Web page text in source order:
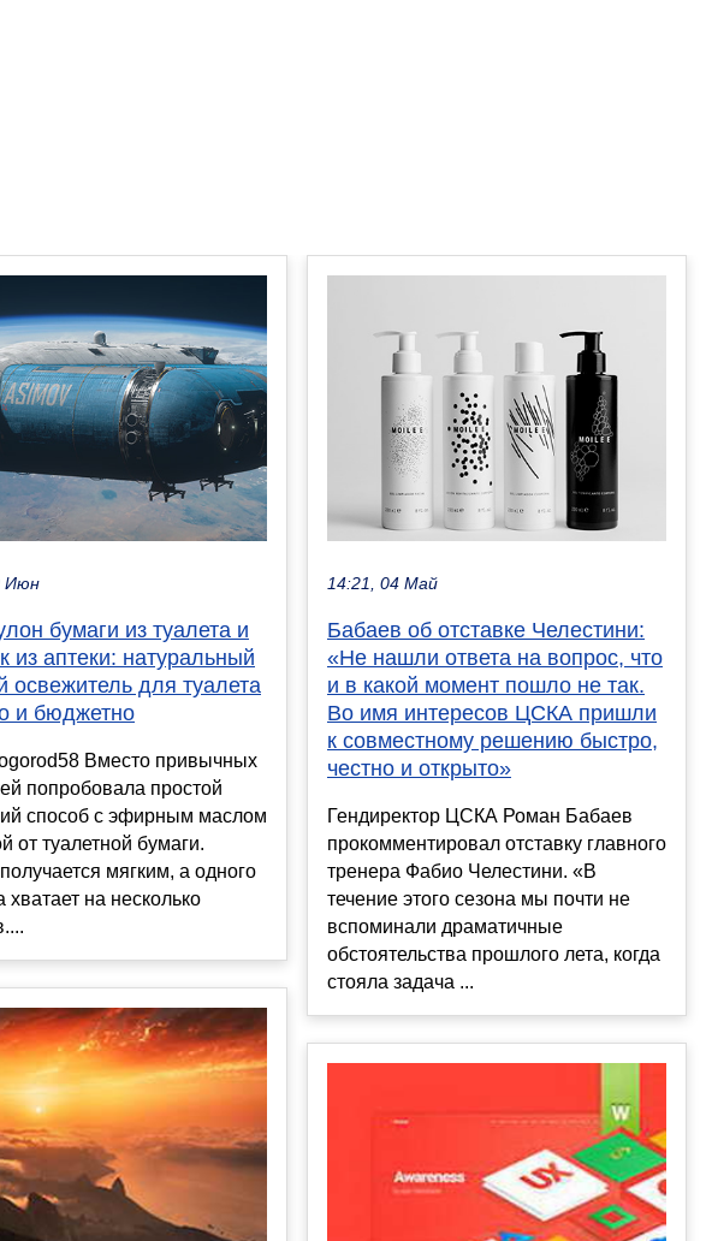
Июн
бумаги из туалета и
из аптеки: натуральный
освежитель для туалета
и бюджетно
Вместо привычных
попробовала простой
способ с эфирным маслом
от туалетной бумаги.
мягким, а одного
хватает на несколько
14:21, 04 Май
Бабаев об отставке Челестини:
«Не нашли ответа на вопрос, что
и в какой момент пошло не так.
Во имя интересов ЦСКА пришли
к совместному решению быстро,
честно и открыто»
Гендиректор ЦСКА Роман Бабаев
прокомментировал отставку главного
тренера Фабио Челестини. «В
течение этого сезона мы почти не
вспоминали драматичные
обстоятельства прошлого лета, когда
стояла задача ...